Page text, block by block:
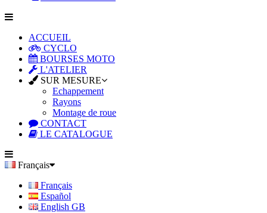
ACCUEIL
CYCLO
BOURSES MOTO
L'ATELIER
SUR MESURE
Echappement
Rayons
Montage de roue
CONTACT
LE CATALOGUE
Français
Français
Español
English GB